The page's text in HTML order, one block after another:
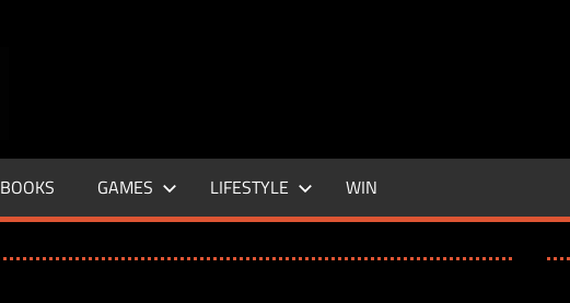
–
LIFE
BOOKS GAMES LIFESTYLE WIN